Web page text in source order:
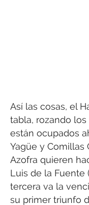
Así las cosas, el
tabla, rozando
están ocupados
Yagüe y Comillas
Azofra quieren
Luis de la Fuente
tercera va la
su primer triunfo